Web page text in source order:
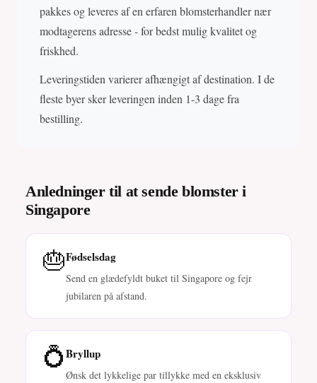
pakkes og leveres af en erfaren blomsterhandler nær
modtagerens adresse - for bedst mulig kvalitet og
friskhed.
Leveringstiden varierer afhængigt af destination. I de
fleste byer sker leveringen inden 1-3 dage fra
bestilling.
Anledninger til at sende blomster i
Singapore
🎂Fødselsdag
Send en glædefyldt buket til Singapore og fejr
jubilaren på afstand.
💍Bryllup
Ønsk det lykkelige par tillykke med en eksklusiv